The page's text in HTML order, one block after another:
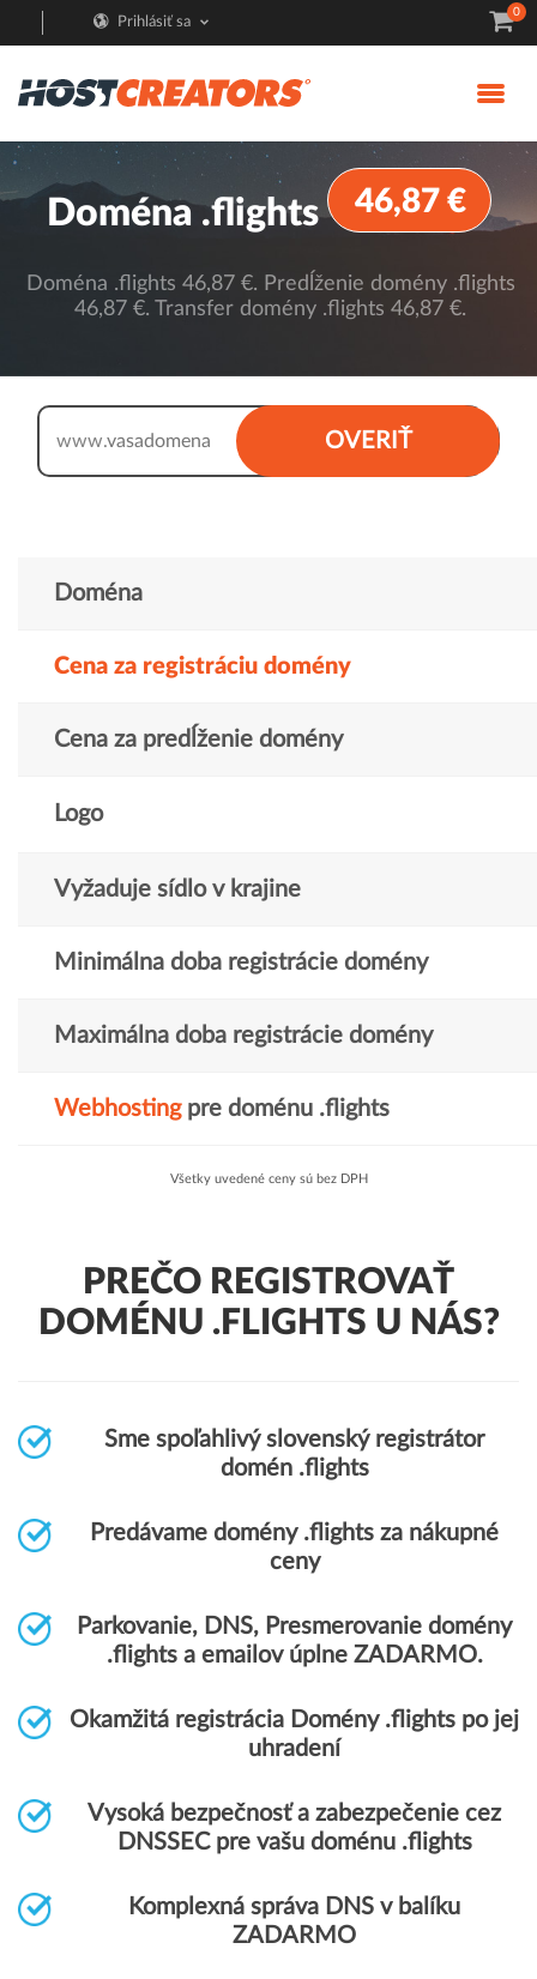
Prihlásiť sa
0
Doména .flights 46,87 €
Doména .flights 46,87 €. Predĺženie domény .flights
46,87 €. Transfer domény .flights 46,87 €.
OVERIŤ
www.
Doména
Cena za registráciu domény
Cena za predĺženie domény
Logo
Vyžaduje sídlo v krajine
Minimálna doba registrácie domény
Maximálna doba registrácie domény
Webhostingpre doménu .flights
Všetky uvedené ceny sú bez DPH
PREČO REGISTROVAŤ
DOMÉNU .FLIGHTS U NÁS?
Sme spoľahlivý slovenský registrátor
domén .flights
Predávame domény .flights za nákupné
ceny
Parkovanie, DNS, Presmerovanie domény
.flights a emailov úplne ZADARMO.
Okamžitá registrácia Domény .flights po jej
uhradení
Vysoká bezpečnosť a zabezpečenie cez
DNSSEC pre vašu doménu .flights
Komplexná správa DNS v balíku
ZADARMO